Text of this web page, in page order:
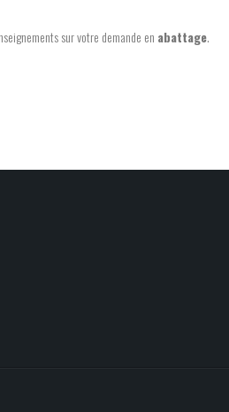
sur votre demande en abattage.